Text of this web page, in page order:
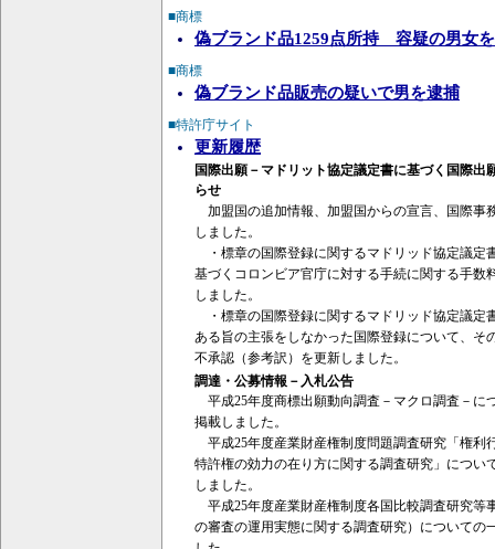
■商標
偽ブランド品1259点所持 容疑の男女
■商標
偽ブランド品販売の疑いで男を逮捕
■特許庁サイト
更新履歴
国際出願－マドリット協定議定書に基づく国際出
らせ
加盟国の追加情報、加盟国からの宣言、国際事
しました。
・標章の国際登録に関するマドリッド協定議定
基づくコロンビア官庁に対する手続に関する手数
しました。
・標章の国際登録に関するマドリッド協定議定
ある旨の主張をしなかった国際登録について、そ
不承認（参考訳）を更新しました。
調達・公募情報－入札公告
平成25年度商標出願動向調査－マクロ調査－に
掲載しました。
平成25年度産業財産権制度問題調査研究「権利
特許権の効力の在り方に関する調査研究」につい
しました。
平成25年度産業財産権制度各国比較調査研究等
の審査の運用実態に関する調査研究）についての